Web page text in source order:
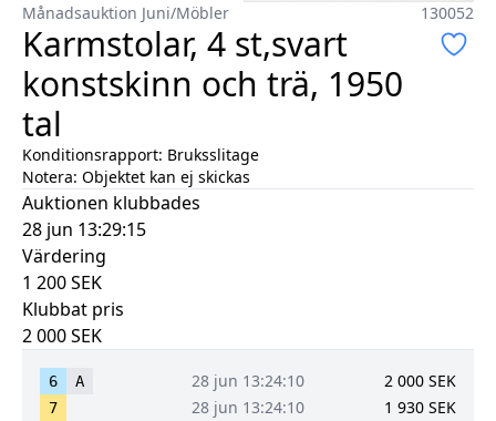
Månadsauktion Juni/Möbler 130052
Karmstolar, 4 st,svart
konstskinn och trä, 1950
tal
Konditionsrapport: Bruksslitage
Notera: Objektet kan ej skickas
Auktionen klubbades
28 jun 13:29:15
Värdering
1 200SEK
Klubbat pris
2 000SEK
6 A 28 jun 13:24:10 2 000 SEK
7 28 jun 13:24:10 1 930 SEK